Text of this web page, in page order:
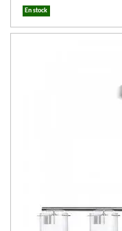
En stock